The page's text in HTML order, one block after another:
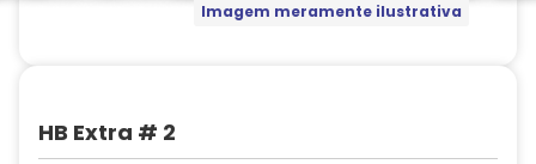
Imagem meramente ilustrativa
HB Extra # 2